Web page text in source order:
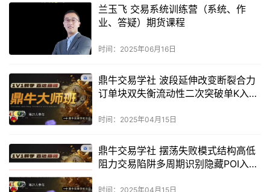
兰玉飞 交易系统训练营（系统、作
业、答疑）期货课程
时间：2025年06月16日
鼎牛交易学社 波段延伸改变断裂合力
订单块双失衡流动性二次突破单K入场
时间：2025年04月15日
鼎牛交易学社 摆荡失败模式结构高低
阻力交易陷阱多周期识别隐藏POI入场
时间：2025年04月15日